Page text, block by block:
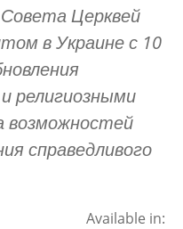
Церквей
в Украине с 10
религиозными
возможностей
справедливого
Available in: